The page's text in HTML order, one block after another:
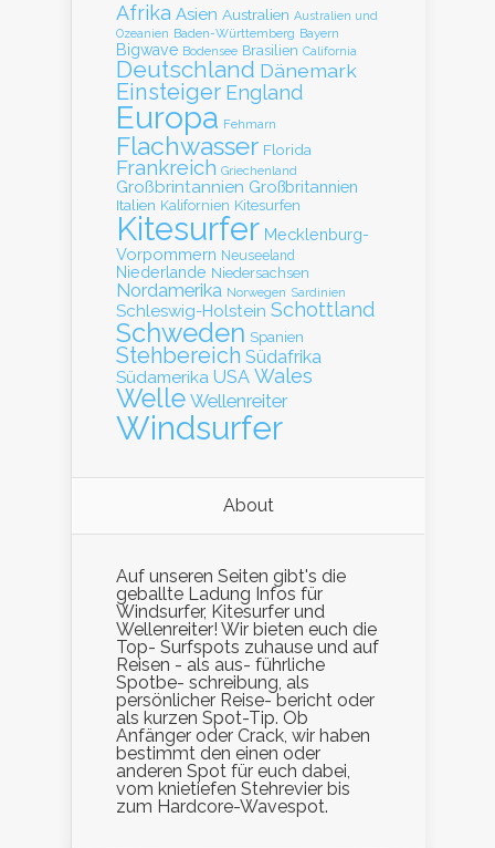
Afrika Asien Australien Australien und
Ozeanien Baden-Württemberg Bayern
Bigwave Bodensee Brasilien California
Deutschland Dänemark
Einsteiger England
Europa Fehmarn
Flachwasser Florida
Frankreich Griechenland
Großbrintannien Großbritannien
Italien Kalifornien Kitesurfen
Kitesurfer Mecklenburg-
Vorpommern Neuseeland
Niederlande Niedersachsen
Nordamerika Norwegen Sardinien
Schleswig-Holstein Schottland
Schweden Spanien
Stehbereich Südafrika
Südamerika USA Wales
Welle Wellenreiter
Windsurfer
About
Auf unseren Seiten gibt's die
geballte Ladung Infos für
Windsurfer, Kitesurfer und
Wellenreiter! Wir bieten euch die
Top- Surfspots zuhause und auf
Reisen - als aus- führliche
Spotbe- schreibung, als
persönlicher Reise- bericht oder
als kurzen Spot-Tip. Ob
Anfänger oder Crack, wir haben
bestimmt den einen oder
anderen Spot für euch dabei,
vom knietiefen Stehrevier bis
zum Hardcore-Wavespot.